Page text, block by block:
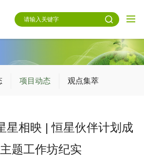
项目动态 观点集萃
星相映 | 恒星伙伴计划成
题工作坊纪实